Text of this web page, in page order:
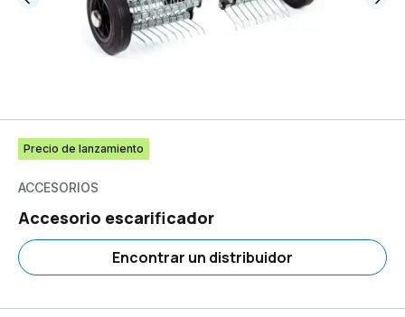
Precio de lanzamiento
ACCESORIOS
Accesorio escarificador
Encontrar un distribuidor